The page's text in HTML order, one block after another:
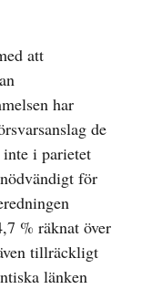
att
har
de
i parietet
för
% räknat över
tillräckligt
länken